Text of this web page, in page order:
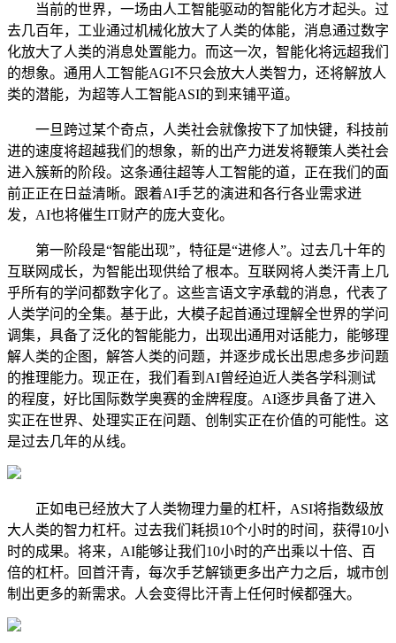
当前的世界，一场由人工智能驱动的智能化方才起头。过
去几百年，工业通过机械化放大了人类的体能，消息通过数字
化放大了人类的消息处置能力。而这一次，智能化将远超我们
的想象。通用人工智能AGI不只会放大人类智力，还将解放人
类的潜能，为超等人工智能ASI的到来铺平道。
一旦跨过某个奇点，人类社会就像按下了加快键，科技前
进的速度将超越我们的想象，新的出产力迸发将鞭策人类社会
进入簇新的阶段。这条通往超等人工智能的道，正在我们的面
前正正在日益清晰。跟着AI手艺的演进和各行各业需求迸
发，AI也将催生IT财产的庞大变化。
第一阶段是“智能出现”，特征是“进修人”。过去几十年的
互联网成长，为智能出现供给了根本。互联网将人类汗青上几
乎所有的学问都数字化了。这些言语文字承载的消息，代表了
人类学问的全集。基于此，大模子起首通过理解全世界的学问
调集，具备了泛化的智能能力，出现出通用对话能力，能够理
解人类的企图，解答人类的问题，并逐步成长出思虑多步问题
的推理能力。现正在，我们看到AI曾经迫近人类各学科测试
的程度，好比国际数学奥赛的金牌程度。AI逐步具备了进入
实正在世界、处理实正在问题、创制实正在价值的可能性。这
是过去几年的从线。
正如电已经放大了人类物理力量的杠杆，ASI将指数级放
大人类的智力杠杆。过去我们耗损10个小时的时间，获得10小
时的成果。将来，AI能够让我们10小时的产出乘以十倍、百
倍的杠杆。回首汗青，每次手艺解锁更多出产力之后，城市创
制出更多的新需求。人会变得比汗青上任何时候都强大。